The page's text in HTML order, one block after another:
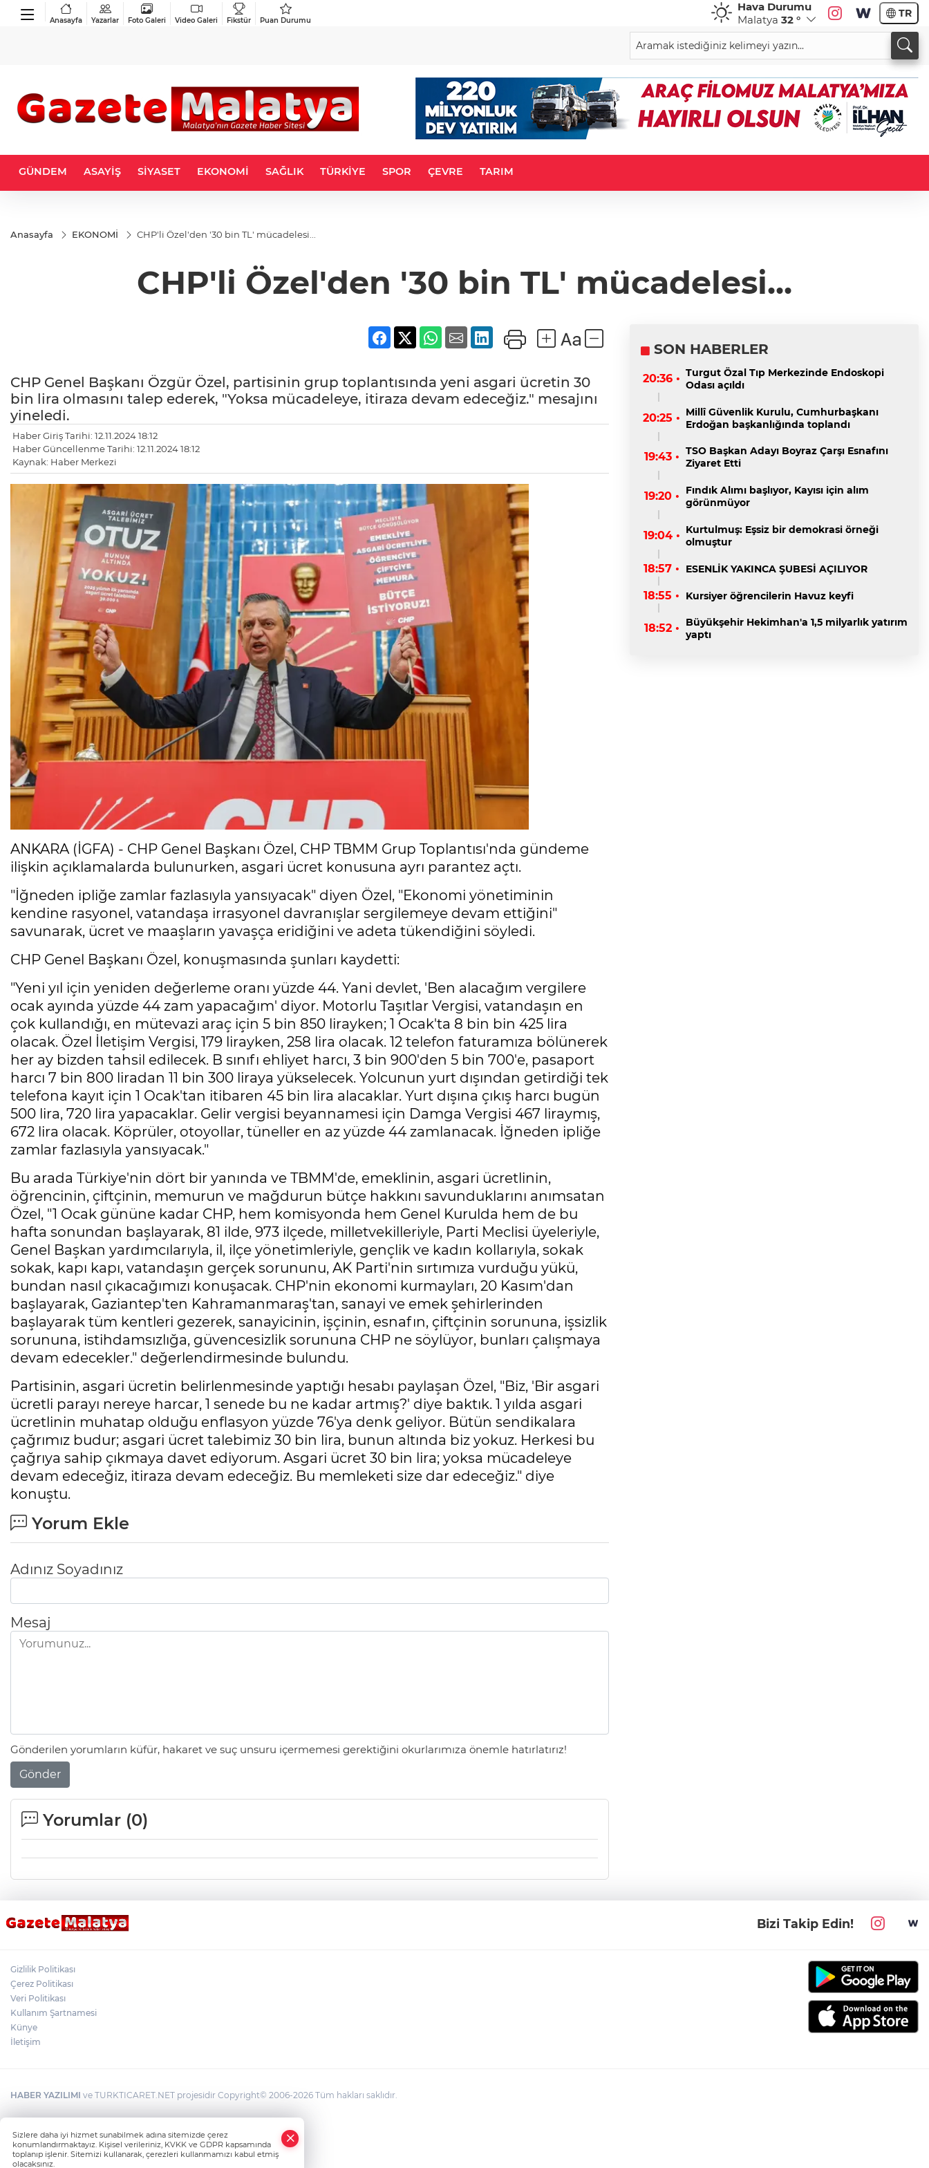
Anasayfa Yazarlar Foto Galeri Video Galeri Fikstür Puan Durumu
Hava Durumu
Malatya 32 ° TR
GÜNDEM ASAYİŞ SİYASET EKONOMİ SAĞLIK TÜRKİYE SPOR ÇEVRE TARIM
Anasayfa EKONOMİ CHP'li Özel'den '30 bin TL' mücadelesi...
CHP'li Özel'den '30 bin TL' mücadelesi...
CHP Genel Başkanı Özgür Özel, partisinin grup toplantısında yeni asgari ücretin 30
bin lira olmasını talep ederek, "Yoksa mücadeleye, itiraza devam edeceğiz." mesajını
yineledi.
Haber Giriş Tarihi: 12.11.2024 18:12
Haber Güncellenme Tarihi: 12.11.2024 18:12
Kaynak: Haber Merkezi
ANKARA (İGFA) - CHP Genel Başkanı Özel, CHP TBMM Grup Toplantısı'nda gündeme
ilişkin açıklamalarda bulunurken, asgari ücret konusuna ayrı parantez açtı.
"İğneden ipliğe zamlar fazlasıyla yansıyacak" diyen Özel, "Ekonomi yönetiminin
kendine rasyonel, vatandaşa irrasyonel davranışlar sergilemeye devam ettiğini"
savunarak, ücret ve maaşların yavaşça eridiğini ve adeta tükendiğini söyledi.
CHP Genel Başkanı Özel, konuşmasında şunları kaydetti:
"Yeni yıl için yeniden değerleme oranı yüzde 44. Yani devlet, 'Ben alacağım vergilere
ocak ayında yüzde 44 zam yapacağım' diyor. Motorlu Taşıtlar Vergisi, vatandaşın en
çok kullandığı, en mütevazi araç için 5 bin 850 lirayken; 1 Ocak'ta 8 bin bin 425 lira
olacak. Özel İletişim Vergisi, 179 lirayken, 258 lira olacak. 12 telefon faturamıza bölünerek
her ay bizden tahsil edilecek. B sınıfı ehliyet harcı, 3 bin 900'den 5 bin 700'e, pasaport
harcı 7 bin 800 liradan 11 bin 300 liraya yükselecek. Yolcunun yurt dışından getirdiği tek
telefona kayıt için 1 Ocak'tan itibaren 45 bin lira alacaklar. Yurt dışına çıkış harcı bugün
500 lira, 720 lira yapacaklar. Gelir vergisi beyannamesi için Damga Vergisi 467 liraymış,
672 lira olacak. Köprüler, otoyollar, tüneller en az yüzde 44 zamlanacak. İğneden ipliğe
zamlar fazlasıyla yansıyacak."
Bu arada Türkiye'nin dört bir yanında ve TBMM'de, emeklinin, asgari ücretlinin,
öğrencinin, çiftçinin, memurun ve mağdurun bütçe hakkını savunduklarını anımsatan
Özel, "1 Ocak gününe kadar CHP, hem komisyonda hem Genel Kurulda hem de bu
hafta sonundan başlayarak, 81 ilde, 973 ilçede, milletvekilleriyle, Parti Meclisi üyeleriyle,
Genel Başkan yardımcılarıyla, il, ilçe yönetimleriyle, gençlik ve kadın kollarıyla, sokak
sokak, kapı kapı, vatandaşın gerçek sorununu, AK Parti'nin sırtımıza vurduğu yükü,
bundan nasıl çıkacağımızı konuşacak. CHP'nin ekonomi kurmayları, 20 Kasım'dan
başlayarak, Gaziantep'ten Kahramanmaraş'tan, sanayi ve emek şehirlerinden
başlayarak tüm kentleri gezerek, sanayicinin, işçinin, esnafın, çiftçinin sorununa, işsizlik
sorununa, istihdamsızlığa, güvencesizlik sorununa CHP ne söylüyor, bunları çalışmaya
devam edecekler." değerlendirmesinde bulundu.
Partisinin, asgari ücretin belirlenmesinde yaptığı hesabı paylaşan Özel, "Biz, 'Bir asgari
ücretli parayı nereye harcar, 1 senede bu ne kadar artmış?' diye baktık. 1 yılda asgari
ücretlinin muhatap olduğu enflasyon yüzde 76'ya denk geliyor. Bütün sendikalara
çağrımız budur; asgari ücret talebimiz 30 bin lira, bunun altında biz yokuz. Herkesi bu
çağrıya sahip çıkmaya davet ediyorum. Asgari ücret 30 bin lira; yoksa mücadeleye
devam edeceğiz, itiraza devam edeceğiz. Bu memleketi size dar edeceğiz." diye
konuştu.
Yorum Ekle
Adınız Soyadınız
Mesaj
Gönderilen yorumların küfür, hakaret ve suç unsuru içermemesi gerektiğini okurlarımıza önemle hatırlatırız!
Gönder
Yorumlar (0)
SON HABERLER
20:36 • Turgut Özal Tıp Merkezinde Endoskopi
Odası açıldı
20:25 • Millî Güvenlik Kurulu, Cumhurbaşkanı
Erdoğan başkanlığında toplandı
19:43 • TSO Başkan Adayı Boyraz Çarşı Esnafını
Ziyaret Etti
19:20 •
Fındık Alımı başlıyor, Kayısı için alım
görünmüyor
19:04 • Kurtulmuş: Eşsiz bir demokrasi örneği
olmuştur
18:57 • ESENLİK YAKINCA ŞUBESİ AÇILIYOR
18:55 • Kursiyer öğrencilerin Havuz keyfi
18:52 •
Büyükşehir Hekimhan'a 1,5 milyarlık yatırım
yaptı
Bizi Takip Edin!
Gizlilik Politikası
Çerez Politikası
Veri Politikası
Kullanım Şartnamesi
Künye
İletişim
HABER YAZILIMI ve TURKTICARET.NET projesidir Copyright© 2006-2026 Tüm hakları saklıdır.
Sizlere daha iyi hizmet sunabilmek adına sitemizde çerez
konumlandırmaktayız. Kişisel verileriniz, KVKK ve GDPR kapsamında
toplanıp işlenir. Sitemizi kullanarak, çerezleri kullanmamızı kabul etmiş
olacaksınız.
Whatsapp